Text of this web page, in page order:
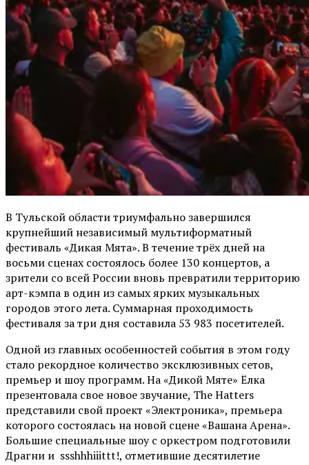
В Тульской области триумфально завершился
крупнейший независимый мультиформатный
фестиваль «Дикая Мята». В течение трёх дней на
восьми сценах состоялось более 130 концертов, а
зрители со всей России вновь превратили территорию
арт-кэмпа в один из самых ярких музыкальных
городов этого лета. Суммарная проходимость
фестиваля за три дня составила 53 983 посетителей.
Одной из главных особенностей события в этом году
стало рекордное количество эксклюзивных сетов,
премьер и шоу программ. На «Дикой Мяте» Ёлка
презентовала свое новое звучание, The Hatters
представили свой проект «Электроника», премьера
которого состоялась на новой сцене «Вашана Арена».
Большие специальные шоу с оркестром подготовили
Драгни и ssshhhiiittt!, отметившие десятилетие